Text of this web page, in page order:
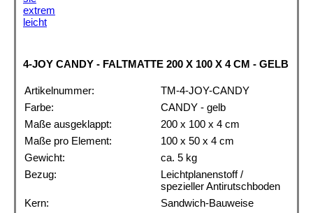
4-JOY CANDY - FALTMATTE 200 X 100 X 4 CM - GELB
Artikelnummer:
TM-4-JOY-CANDY
Farbe:
CANDY - gelb
Maße ausgeklappt:
200 x 100 x 4 cm
Maße pro Element:
100 x 50 x 4 cm
Gewicht:
ca. 5 kg
Bezug:
Leichtplanenstoff /
spezieller Antirutschboden
Kern:
Sandwich-Bauweise